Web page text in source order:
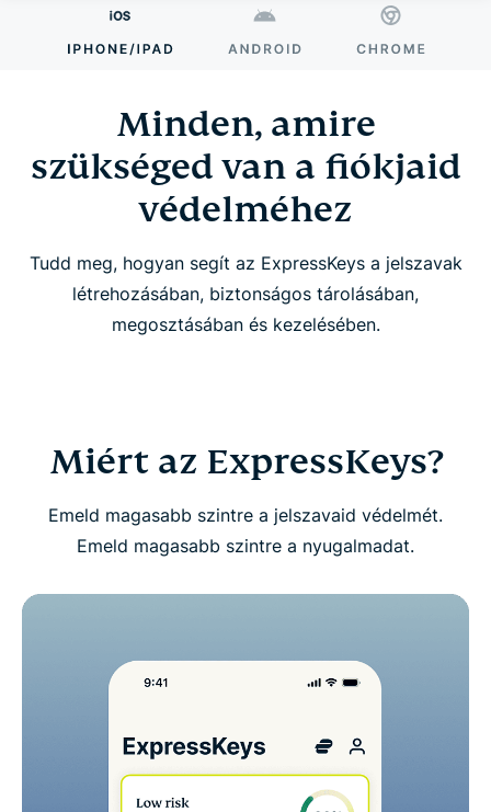
Minden, amire szükséged van a fiókjaid
Miért az ExpressKeys?
Intelligens funkciók, egyszerű használat
Kezdd el használni az ExpressKeys-t
Töltsd le az ExpressKeys alkalmazást
Próbáld ki kockázatmentesen az ExpressKeys-t új
felhasználóként
Minden, amire
szükséged van a fiókjaid
védelméhez
Tudd meg, hogyan segít az ExpressKeys a jelszavak
létrehozásában, biztonságos tárolásában,
megosztásában és kezelésében.
Miért az ExpressKeys?
Emeld magasabb szintre a jelszavaid védelmét.
Emeld magasabb szintre a nyugalmadat.